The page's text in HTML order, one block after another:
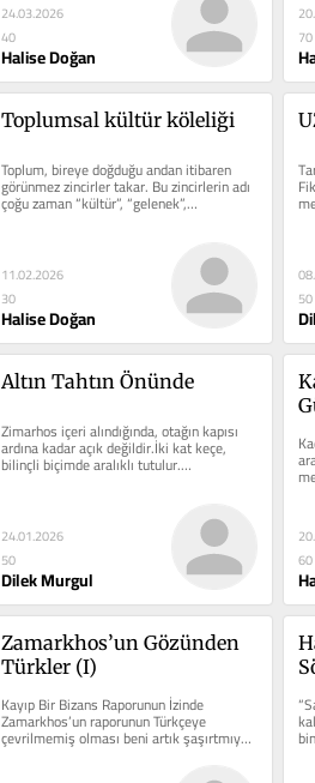
24.03.2026
40
Halise Doğan
70
Toplumsal kültür köleliği
Toplum, bireye doğduğu andan itibaren
görünmez zincirler takar. Bu zincirlerin adı
çoğu zaman “kültür”, “gelenek”,…
11.02.2026
30
Halise Doğan
50
Altın Tahtın Önünde
Zimarhos içeri alındığında, otağın kapısı
ardına kadar açık değildir.İki kat keçe,
bilinçli biçimde aralıklı tutulur.…
24.01.2026
50
Dilek Murgul
60
Zamarkhos’un Gözünden
Türkler (I)
Kayıp Bir Bizans Raporunun İzinde
Zamarkhos’un raporunun Türkçeye
çevrilmemiş olması beni artık şaşırtmıyor
ama yine…